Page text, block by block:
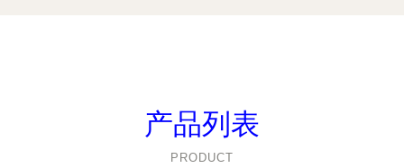
产品列表
PRODUCT